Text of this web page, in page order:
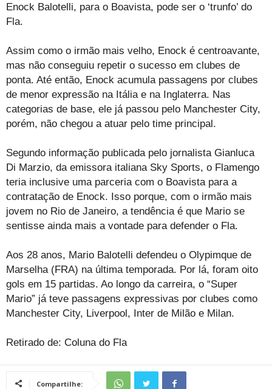
Enock Balotelli, para o Boavista, pode ser o ‘trunfo’ do
Fla.
Assim como o irmão mais velho, Enock é centroavante,
mas não conseguiu repetir o sucesso em clubes de
ponta. Até então, Enock acumula passagens por clubes
de menor expressão na Itália e na Inglaterra. Nas
categorias de base, ele já passou pelo Manchester City,
porém, não chegou a atuar pelo time principal.
Segundo informação publicada pelo jornalista Gianluca
Di Marzio, da emissora italiana Sky Sports, o Flamengo
teria inclusive uma parceria com o Boavista para a
contratação de Enock. Isso porque, com o irmão mais
jovem no Rio de Janeiro, a tendência é que Mario se
sentisse ainda mais a vontade para defender o Fla.
Aos 28 anos, Mario Balotelli defendeu o Olypimque de
Marselha (FRA) na última temporada. Por lá, foram oito
gols em 15 partidas. Ao longo da carreira, o “Super
Mario” já teve passagens expressivas por clubes como
Manchester City, Liverpool, Inter de Milão e Milan.
Retirado de: Coluna do Fla
Compartilhe: